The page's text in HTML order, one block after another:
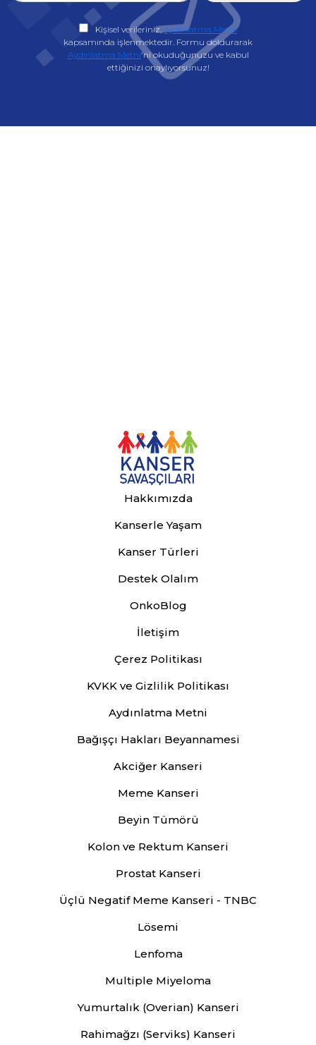
Kişisel verileriniz, Aydınlatma Metni
kapsamında işlenmektedir. Formu doldurarak
Aydınlatma Metni'ni okuduğunuzu ve kabul
ettiğinizi onaylıyorsunuz!
Hakkımızda
Kanserle Yaşam
Kanser Türleri
Destek Olalım
OnkoBlog
İletişim
Çerez Politikası
KVKK ve Gizlilik Politikası
Aydınlatma Metni
Bağışçı Hakları Beyannamesi
Akciğer Kanseri
Meme Kanseri
Beyin Tümörü
Kolon ve Rektum Kanseri
Prostat Kanseri
Üçlü Negatif Meme Kanseri - TNBC
Lösemi
Lenfoma
Multiple Miyeloma
Yumurtalık (Overian) Kanseri
Rahimağzı (Serviks) Kanseri